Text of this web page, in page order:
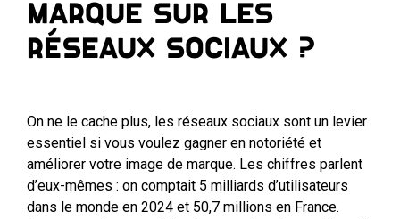
marque sur les
réseaux sociaux ?
On ne le cache plus, les réseaux sociaux sont un levier
essentiel si vous voulez gagner en notoriété et
améliorer votre image de marque. Les chiffres parlent
d’eux-mêmes : on comptait 5 milliards d’utilisateurs
dans le monde en 2024 et 50,7 millions en France.